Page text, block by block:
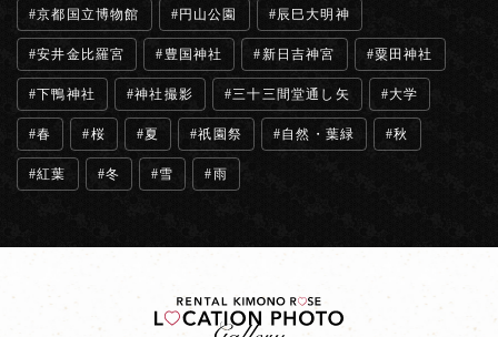
京都国立博物館 円山公園 辰巳大明神
安井金比羅宮 豊国神社 新日吉神宮 粟田神社
下鴨神社 神社撮影 三十三間堂通し矢 大学
春 桜 夏 祇園祭 自然・葉緑 秋
紅葉 冬 雪 雨